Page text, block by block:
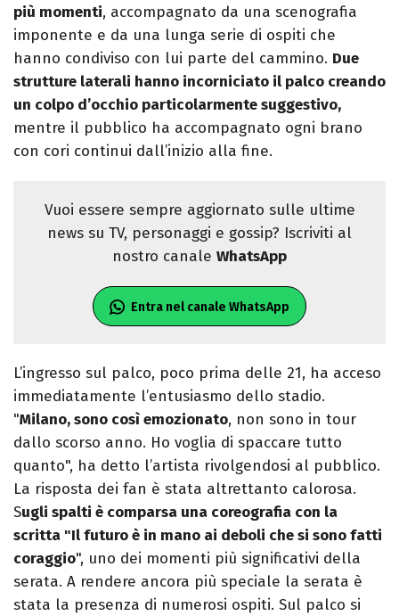
più momenti, accompagnato da una scenografia
imponente e da una lunga serie di ospiti che
hanno condiviso con lui parte del cammino. Due
strutture laterali hanno incorniciato il palco creando
un colpo d’occhio particolarmente suggestivo,
mentre il pubblico ha accompagnato ogni brano
con cori continui dall’inizio alla fine.
Vuoi essere sempre aggiornato sulle ultime
news su TV, personaggi e gossip? Iscriviti al
nostro canale WhatsApp
Entra nel canale WhatsApp
L’ingresso sul palco, poco prima delle 21, ha acceso
immediatamente l’entusiasmo dello stadio.
"Milano, sono così emozionato, non sono in tour
dallo scorso anno. Ho voglia di spaccare tutto
quanto", ha detto l’artista rivolgendosi al pubblico.
La risposta dei fan è stata altrettanto calorosa.
Sugli spalti è comparsa una coreografia con la
scritta "Il futuro è in mano ai deboli che si sono fatti
coraggio", uno dei momenti più significativi della
serata. A rendere ancora più speciale la serata è
stata la presenza di numerosi ospiti. Sul palco si